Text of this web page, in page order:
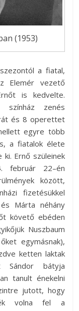
(1953)
a fiatal,
Elemér vezető
is kedvelte.
színház zenés
és 8 operettet
egyre több
a fiatalok élete
Ernő szüleinek
február 22–én
között,
fizetésükkel
Márta néhány
követő ebéden
Nuszbaum
egymásnak),
ketten laktak
Sándor bátyja
tanult énekelni
jutott, hogy
volna fel a